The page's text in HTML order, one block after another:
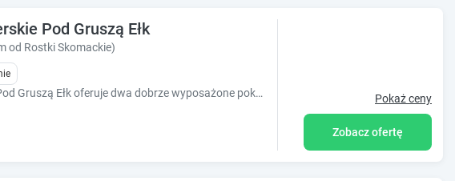
Pod Gruszą Ełk
od Rostki Skomackie)
Domki Holenderskie Pod Gruszą Ełk oferuje dwa dobrze wyposażone pokoje dla osób poszukujących noclegu w Ełk. Pokaż ceny
Zobacz ofertę